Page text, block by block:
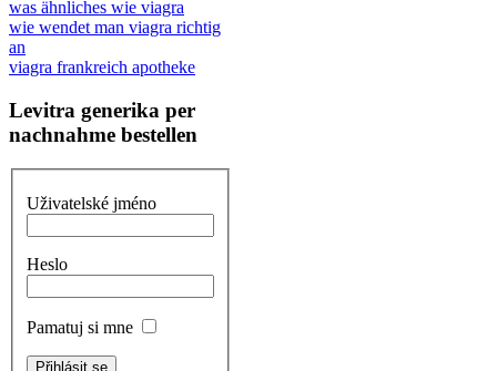
was ähnliches wie viagra
wie wendet man viagra richtig
an
viagra frankreich apotheke
Levitra generika per
nachnahme bestellen
Uživatelské jméno
Heslo
Pamatuj si mne